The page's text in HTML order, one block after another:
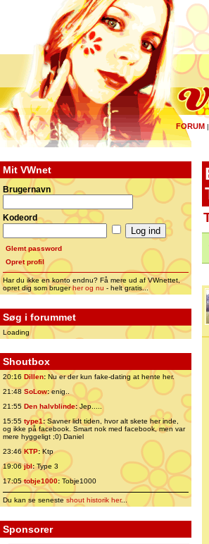
FORUM |
Mit VWnet
Brugernavn
Kodeord
Glemt password
Opret profil
Har du ikke en konto endnu? Få mere ud af VWnettet,
opret dig som brugerher og nu - helt gratis...
Søg i forummet
Loading
Shoutbox
20:16 Dillen: Nu er der kun fake-dating at hente her.
21:48 SoLow:enig..
21:55 Den halvblinde:Jep.....
15:55 type1:Savner lidt tiden, hvor alt skete her inde,
og ikke på facebook. Smart nok med facebook, men var
mere hyggeligt ;0) Daniel
23:46 KTP:Ktp
19:06jbl:Type 3
17:05tobje1000: Tobje1000
Du kan se senesteshout historik her...
Sponsorer